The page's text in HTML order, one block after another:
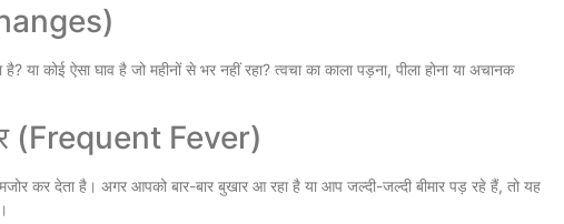
या कोई ऐसा घाव है जो महीनों से भर नहीं रहा? त्वचा का काला पड़ना, पीला होना या अचानक
(Frequent Fever)
कर देता है। अगर आपको बार-बार बुखार आ रहा है या आप जल्दी-जल्दी बीमार पड़ रहे हैं, तो यह